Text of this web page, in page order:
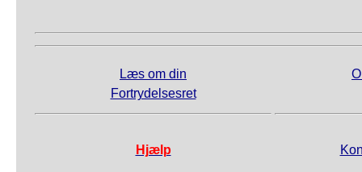
Læs om din
Fortrydelsesret
Hjælp